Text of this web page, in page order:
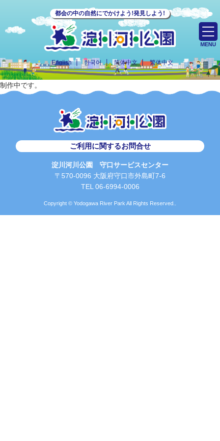
都会の中の自然にでかけよう!発見しよう!
English 한국어 简体中文 繁体中文
MENU
制作中です。
ご利用に関するお問合せ
淀川河川公園 守口サービスセンター
〒570-0096 大阪府守口市外島町7-6
TEL 06-6994-0006
Copyright © Yodogawa River Park All Rights Reserved..